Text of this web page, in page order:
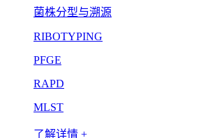
菌株分型与溯源
RIBOTYPING
PFGE
RAPD
MLST
了解详情 +